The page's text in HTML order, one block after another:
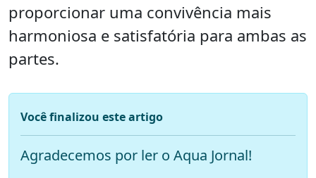
proporcionar uma convivência mais
harmoniosa e satisfatória para ambas as
partes.
Você finalizou este artigo
Agradecemos por ler o Aqua Jornal!